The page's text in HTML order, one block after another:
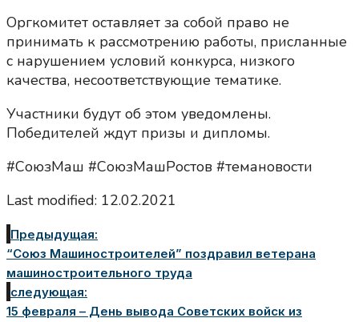
Оргкомитет оставляет за собой право не
принимать к рассмотрению работы, присланные
с нарушением условий конкурса, низкого
качества, несоответствующие тематике.
Участники будут об этом уведомлены.
Победителей ждут призы и дипломы.
#СоюзМаш #СоюзМашРостов #темановости
Last modified: 12.02.2021
Предыдущая:
“Союз Машиностроителей” поздравил ветерана
машиностроительного труда
следующая:
15 февраля – День вывода Советских войск из